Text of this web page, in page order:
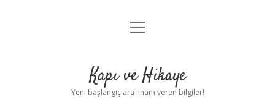
Anasayfa
Yasal Uyarı
menüyü
Kapı ve Hikaye
Yeni başlangıçlara ilham veren bilgiler!